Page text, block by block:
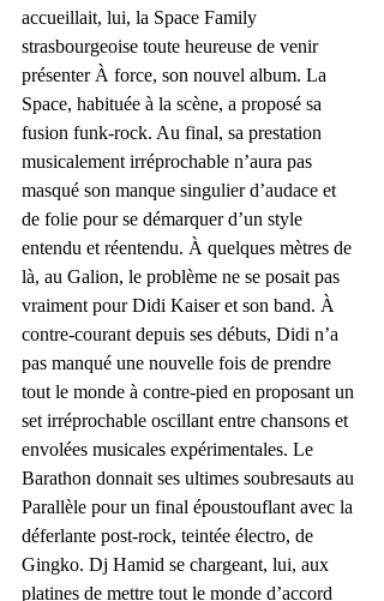
accueillait, lui, la Space Family
strasbourgeoise toute heureuse de venir
présenter À force, son nouvel album. La
Space, habituée à la scène, a proposé sa
fusion funk-rock. Au final, sa prestation
musicalement irréprochable n’aura pas
masqué son manque singulier d’audace et
de folie pour se démarquer d’un style
entendu et réentendu. À quelques mètres de
là, au Galion, le problème ne se posait pas
vraiment pour Didi Kaiser et son band. À
contre-courant depuis ses débuts, Didi n’a
pas manqué une nouvelle fois de prendre
tout le monde à contre-pied en proposant un
set irréprochable oscillant entre chansons et
envolées musicales expérimentales. Le
Barathon donnait ses ultimes soubresauts au
Parallèle pour un final époustouflant avec la
déferlante post-rock, teintée électro, de
Gingko. Dj Hamid se chargeant, lui, aux
platines de mettre tout le monde d’accord